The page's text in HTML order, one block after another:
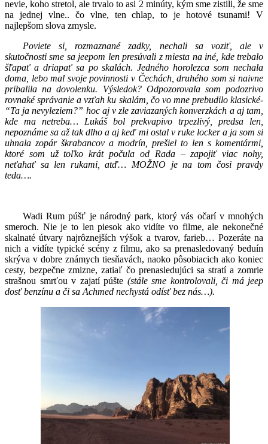
nevie, koho stretol, ale trvalo to asi 2 minúty, kým sme zistili, že sme
na jednej vlne.. čo vlne, ten chlap, to je hotové tsunami! V
najlepšom slova zmysle.
Poviete si, rozmaznané zadky, nechali sa voziť, ale v
skutočnosti sme sa jeepom len presúvali z miesta na iné, kde trebalo
šľapať a driapať sa po skalách. Jedného horolezca som nechala
doma, lebo mal svoje povinnosti v Čechách, druhého som si naivne
pribalila na dovolenku. Výsledok? Odpozorovala som podozrivo
rovnaké správanie a vzťah ku skalám, čo vo mne prebudilo klasické-
“Ta ja nevyleziem?” hoc aj v zle zaviazaných konverzkách a aj tam,
kde ma netreba… Lukáš bol prekvapivo trpezlivý, predsa len,
nepoznáme sa až tak dlho a aj keď mi ostal v ruke locker a ja som si
uhnala zopár škrabancov a modrín, prešiel to len s komentármi,
ktoré som už toľko krát počula od Rada – zapojiť viac nohy,
neťahať sa len rukami, atď… MOŽNO je na tom čosi pravdy
teda….
Wadi Rum púšť je národný park, ktorý vás očarí v mnohých
smeroch. Nie je to len piesok ako vidíte vo filme, ale nekonečné
skalnaté útvary najrôznejších výšok a tvarov, farieb… Pozeráte na
nich a vidíte typické scény z filmu, ako sa prenasledovaný beduín
skrýva v dobre známych tiesňavách, naoko pôsobiacich ako koniec
cesty, bezpečne zmizne, zatiaľ čo prenasledujúci sa stratí a zomrie
strašnou smrťou v zajatí púšte (stále sme kontrolovali, či má jeep
dosť benzínu a či sa Achmed nechystá odísť bez nás…).